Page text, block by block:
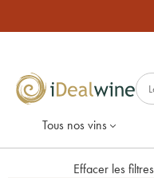
Tous nos vins
Effacer les filtres